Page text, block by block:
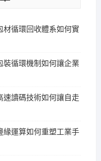
材循環回收體系如何實
裝循環機制如何讓企業
速讀碼技術如何讓自走
緣運算如何重塑工業手